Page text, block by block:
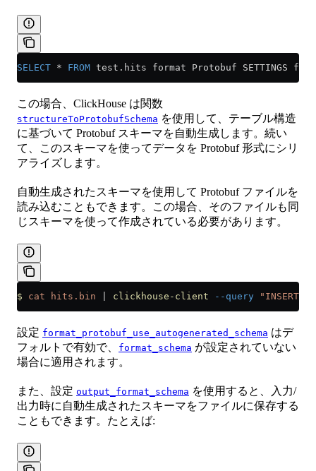
SELECT * FROM test . hits format Protobuf SETTINGS
この場合、ClickHouse は関数
structureToProtobufSchema を使用して、テーブル構造
に基づいて Protobuf スキーマを自動生成します。続い
て、このスキーマを使ってデータを Protobuf 形式にシリ
アライズします。
自動生成されたスキーマを使用して Protobuf ファイルを
読み込むこともできます。この場合、そのファイルも同
じスキーマを使って作成されている必要があります。
$ cat hits.bin clickhouse-client --query "INSERT
設定 format_protobuf_use_autogenerated_schema はデ
フォルトで有効で、
format_schema が設定されていない
場合に適用されます。
また、設定 output_format_schema を使用すると、入力/
出力時に自動生成されたスキーマをファイルに保存する
こともできます。たとえば: